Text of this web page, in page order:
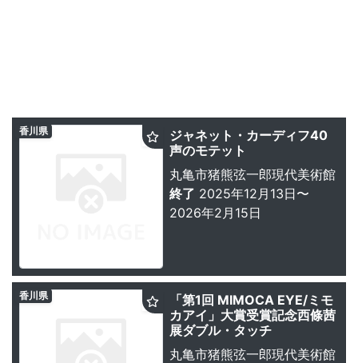
ジャネット・カーディフ40
声のモテット
丸亀市猪熊弦一郎現代美術館
終了 2025年12月13日〜
2026年2月15日
香川県
「第1回 MIMOCA EYE/ミモ
カアイ」大賞受賞記念西條茜
展ダブル・タッチ
丸亀市猪熊弦一郎現代美術館
香川県